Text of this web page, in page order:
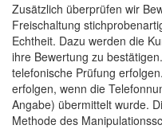
Zusätzlich überprüfen wir
Freischaltung
Echtheit. Dazu werden die
ihre Bewertung zu
telefonische Prüfung
erfolgen, wenn die
Angabe) übermittelt wurde.
Methode des